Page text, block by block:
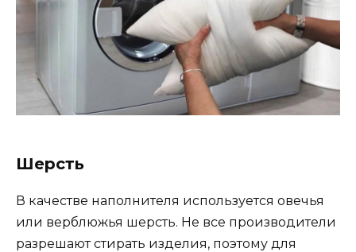
Шерсть
В качестве наполнителя используется овечья
или верблюжья шерсть. Не все производители
разрешают стирать изделия, поэтому для